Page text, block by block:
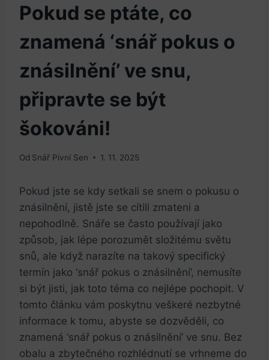
Pokud se ptáte, co
znamená ‘snář pokus o
znásilnění’ ve snu,
připravte se být
šokováni!
Od Snář Pivní Sen 1. 11. 2025
Pokud‌ jste ⁤se kdy setkali se snem o pokusu o
znásilnění, jistě jste se cítili zmateni a
nepohodlně. ⁢Snáře se často používají jako
způsob, jak lépe porozumět složitému světu
snů, ale když narazíte na takový specifický
termín jako ‘snář pokus o znásilnění’, nemusíte
si být jisti, jak ⁣toto téma co nejlépe pochopit. V
tomto článku vám poskytnu veškeré nezbytné
informace⁤ k⁣ tomu, abyste se dozvěděli, co
znamená ‘snář pokus o znásilnění’ ve snu. Bez
obalu ‍a zbytečného rozhlédnutí se⁤ vrhneme⁢ do